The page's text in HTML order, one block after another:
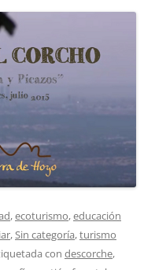
,ecoturismo,educación
,Sin categoría,turismo
con descorche,